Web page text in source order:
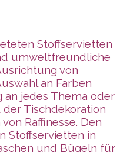
Stoffservietten
umweltfreundliche
von
an Farben
an jedes Thema oder
Tischdekoration
Raffinesse. Den
Stoffservietten in
und Bügeln für